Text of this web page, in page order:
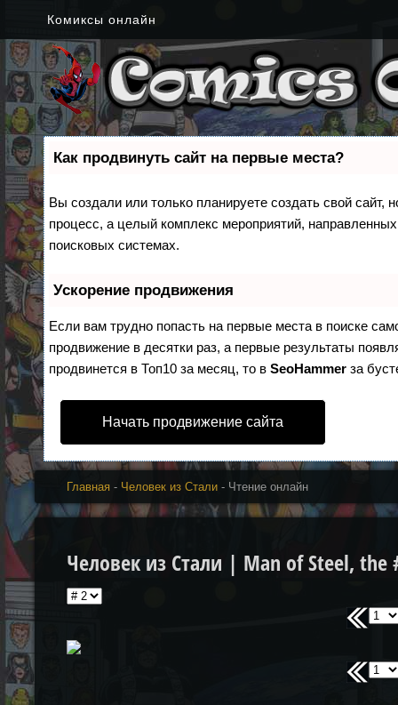
Комиксы онлайн
Как продвинуть сайт на первые места?
Вы создали или только планируете создать свой сайт,
процесс, а целый комплекс мероприятий,
поисковых системах.
Ускорение продвижения
Если вам трудно попасть на первые места в поиске
продвижение в десятки раз, а первые результаты
продвинется в Топ10 за месяц, то вSeoHammer за
Начать продвижение сайта
Главная - Человек из Стали - Чтение онлайн
Человек из Стали | Man of Steel, the